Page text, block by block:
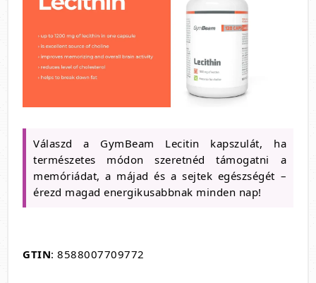
Válaszd a GymBeam Lecitin kapszulát, ha
természetes módon szeretnéd támogatni a
memóriádat, a májad és a sejtek egészségét –
érezd magad energikusabbnak minden nap!
GTIN: 8588007709772